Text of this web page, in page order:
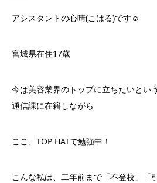
アシスタントの心晴(こはる)です︎☺︎
宮城県在住17歳
今は美容業界のトップに立ちたいとい
通信課に在籍しながら
ここ、TOP HATで勉強中！
こんな私は、二年前まで「不登校」「